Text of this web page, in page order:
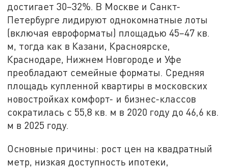
достигает 30–32%. В Москве и Санкт-
Петербурге лидируют однокомнатные лоты
(включая евроформаты) площадью 45–47 кв.
м, тогда как в Казани, Красноярске,
Краснодаре, Нижнем Новгороде и Уфе
преобладают семейные форматы. Средняя
площадь купленной квартиры в московских
новостройках комфорт- и бизнес-классов
сократилась с 55,8 кв. м в 2020 году до 46,6 кв.
м в 2025 году.
Основные причины: рост цен на квадратный
метр, низкая доступность ипотеки,